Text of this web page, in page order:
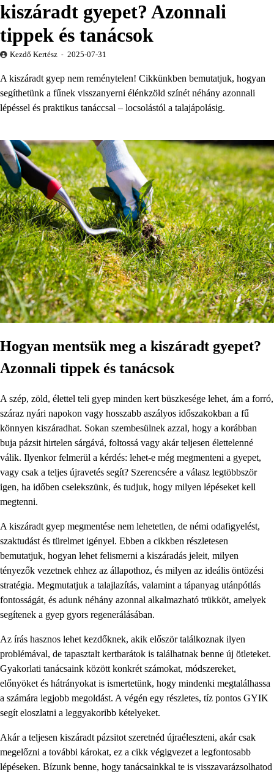
kiszáradt gyepet? Azonnali
tippek és tanácsok
Kezdő Kertész 2025-07-31
A kiszáradt gyep nem reménytelen! Cikkünkben bemutatjuk, hogyan
segíthetünk a fűnek visszanyerni élénkzöld színét néhány azonnali
lépéssel és praktikus tanáccsal – locsolástól a talajápolásig.
Hogyan mentsük meg a kiszáradt gyepet?
Azonnali tippek és tanácsok
A szép, zöld, élettel teli gyep minden kert büszkesége lehet, ám a forró,
száraz nyári napokon vagy hosszabb aszályos időszakokban a fű
könnyen kiszáradhat. Sokan szembesülnek azzal, hogy a korábban
buja pázsit hirtelen sárgává, foltossá vagy akár teljesen élettelenné
válik. Ilyenkor felmerül a kérdés: lehet-e még megmenteni a gyepet,
vagy csak a teljes újravetés segít? Szerencsére a válasz legtöbbször
igen, ha időben cselekszünk, és tudjuk, hogy milyen lépéseket kell
megtenni.
A kiszáradt gyep megmentése nem lehetetlen, de némi odafigyelést,
szaktudást és türelmet igényel. Ebben a cikkben részletesen
bemutatjuk, hogyan lehet felismerni a kiszáradás jeleit, milyen
tényezők vezetnek ehhez az állapothoz, és milyen az ideális öntözési
stratégia. Megmutatjuk a talajlazítás, valamint a tápanyag utánpótlás
fontosságát, és adunk néhány azonnal alkalmazható trükköt, amelyek
segítenek a gyep gyors regenerálásában.
Az írás hasznos lehet kezdőknek, akik először találkoznak ilyen
problémával, de tapasztalt kertbarátok is találhatnak benne új ötleteket.
Gyakorlati tanácsaink között konkrét számokat, módszereket,
előnyöket és hátrányokat is ismertetünk, hogy mindenki megtalálhassa
a számára legjobb megoldást. A végén egy részletes, tíz pontos GYIK
segít eloszlatni a leggyakoribb kételyeket.
Akár a teljesen kiszáradt pázsitot szeretnéd újraéleszteni, akár csak
megelőzni a további károkat, ez a cikk végigvezet a legfontosabb
lépéseken. Bízunk benne, hogy tanácsainkkal te is visszavarázsolhatod